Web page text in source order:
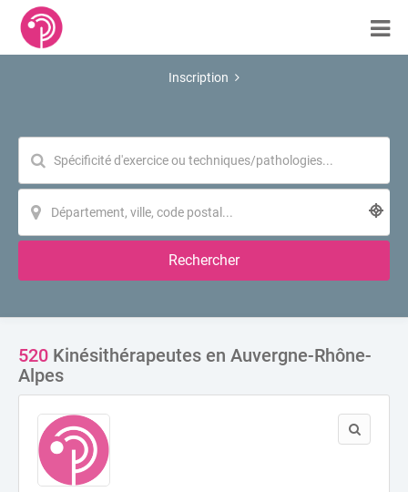
Inscription
Rechercher
520 Kinésithérapeutes en Auvergne-Rhône-
Alpes